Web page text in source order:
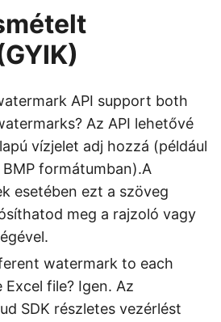
API support both
Az API lehetővé
vízjelet adj hozzá (például
BMP formátumban).A
esetében ezt a szöveg
meg a rajzoló vagy
watermark to each
file? Igen. Az
SDK részletes vezérlést